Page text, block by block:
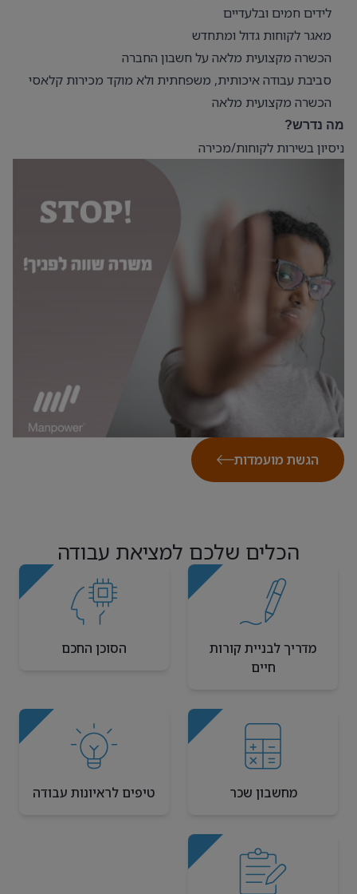
לידים חמים ובלעדיים
מאגר לקוחות גדול ומתחדש
הכשרה מקצועית מלאה על חשבון החברה
סביבת עבודה איכותית, משפחתית ולא מוקד מכירות קלאסי
הכשרה מקצועית מלאה
מה נדרש?
ניסיון בשירות לקוחות/מכירה
הגשת מועמדות
הכלים שלכם למציאת עבודה
מדריך לבניית קורות
חיים
הסוכן החכם
מחשבון שכר טיפים לראיונות עבודה